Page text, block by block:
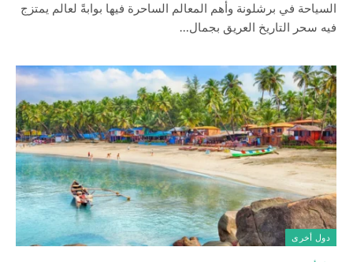
السياحة في برشلونة وأهم المعالم الساحرة فيها بوابةً لعالم يمتزج
فيه سحر التاريخ العريق بجمال…
دول أخرى